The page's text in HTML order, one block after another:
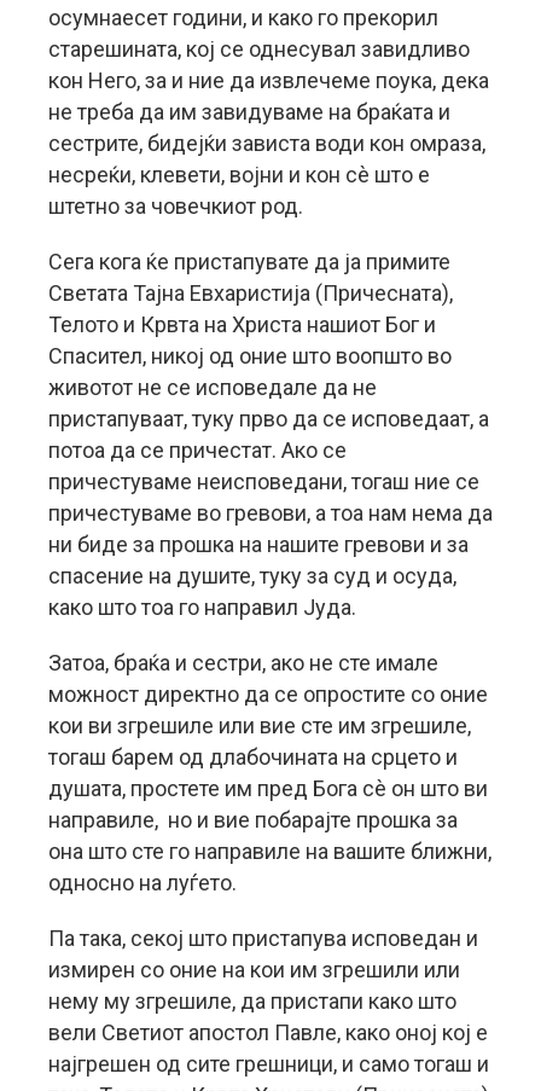
осумнаесет години, и како го прекорил
старешината, кој се однесувал завидливо
кон Него, за и ние да извлечеме поука, дека
не треба да им завидуваме на браќата и
сестрите, бидејќи зависта води кон омраза,
несреќи, клевети, војни и кон сè што е
штетно за човечкиот род.
Сега кога ќе пристапувате да ја примите
Светата Тајна Евхаристија (Причесната),
Телото и Крвта на Христа нашиот Бог и
Спасител, никој од оние што воопшто во
животот не се исповедале да не
пристапуваат, туку прво да се исповедаат, а
потоа да се причестат. Ако се
причестуваме неисповедани, тогаш ние се
причестуваме во гревови, а тоа нам нема да
ни биде за прошка на нашите гревови и за
спасение на душите, туку за суд и осуда,
како што тоа го направил Јуда.
Затоа, браќа и сестри, ако не сте имале
можност директно да се опростите со оние
кои ви згрешиле или вие сте им згрешиле,
тогаш барем од длабочината на срцето и
душата, простете им пред Бога сè он што ви
направиле, но и вие побарајте прошка за
она што сте го направиле на вашите ближни,
односно на луѓето.
Па така, секој што пристапува исповедан и
измирен со оние на кои им згрешили или
нему му згрешиле, да пристапи како што
вели Светиот апостол Павле, како оној кој е
најгрешен од сите грешници, и само тогаш и